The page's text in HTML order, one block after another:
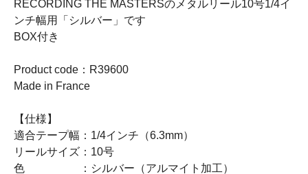
RECORDING THE MASTERSのメタルリール10号1/4イ
ンチ幅用「シルバー」です
BOX付き
Product code：R39600
Made in France
【仕様】
適合テープ幅：1/4インチ（6.3mm）
リールサイズ：10号
色 ：シルバー（アルマイト加工）